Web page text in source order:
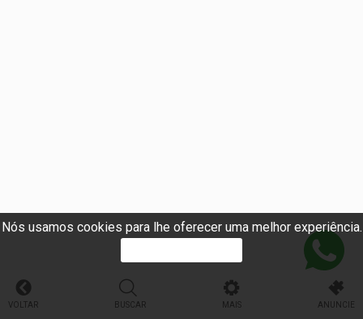
Nós usamos cookies para lhe oferecer uma melhor experiência.
VOLTAR BUSCAR MAIS ANUNCIE